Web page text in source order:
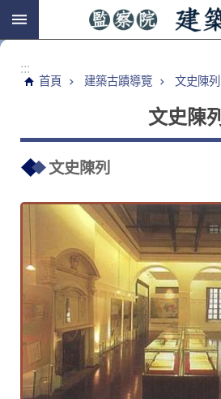
跳到主要內容區塊
:::
首頁 建築古蹟導覽 文史陳列
文史陳列
文史陳列